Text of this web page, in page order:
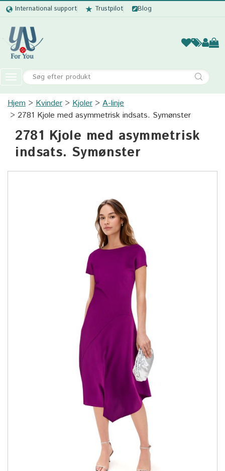
International support Trustpilot Blog
Kvinder
Toggle
navigation
Kvinder
Hjem Kvinder Kjoler
A-linje
2781 Kjole med asymmetrisk indsats. Symønster
2781 Kjole med asymmetrisk
indsats. Symønster